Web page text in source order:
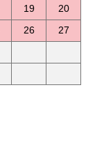
19
20
26
27